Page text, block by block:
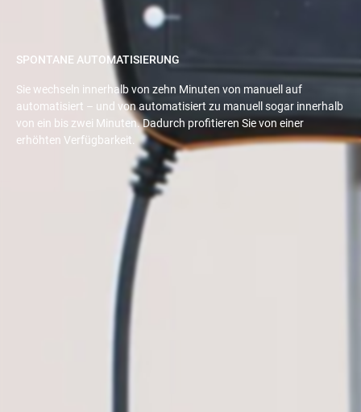
SPONTANE AUTOMATISIERUNG
Sie wechseln innerhalb von zehn Minuten von manuell auf
automatisiert – und von automatisiert zu manuell sogar innerhalb
von ein bis zwei Minuten. Dadurch profitieren Sie von einer
erhöhten Verfügbarkeit.